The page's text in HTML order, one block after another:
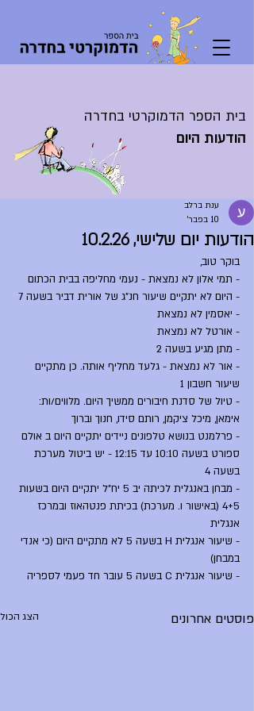
בית הספר הדמוקרטי בחדרה
הודעות היום
הודעות יום שלישי, 10.2.26
ענת ברלב
10 בפבר׳
בוקר טוב,
- תמי אלון לא נמצאת - נעמי מחליפה בבית הכתום
- היום לא יתקיים שיעור חנ"ג של אורית דביר בשעה 7
- יאסמין לא נמצאת
- אורטל לא נמצאת
- מתן מגיע בשעה 2
- אור לא נמצאת - גלעד מחליף אותה. כן מתקיים
שיעור חשבון 1
- טיול של סדנת חיבורים ממשיך היום. מלווים/ות:
אימאן, מיכל ציקמן, רותם סידו, חנוך וברוך
- פרלמנט בנושא טלפונים ניידים יתקיים היום ב אולם
ספורט בשעה 10:10 עד 12:15 - יש ביטול מערכת
בשעה 4
- מבחן באנגלית לכיתה יב 5 יח"ל יתקיים היום בשעות
4+5 (באישור ו. מערכת) בכיתת פנטהאוז ובמרכז
אנגלית
- שיעור אנגלית H בשעה 5 לא מתקיים היום (כי אנדי
במבחן)
- שיעור אנגלית C בשעה 5 עובר חד פעמי לספריה
פוסטים אחרונים הצג הכול